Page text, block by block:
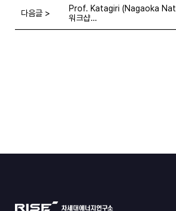
다음글 >
Prof. Katagiri (Nagaoka
워크샵…